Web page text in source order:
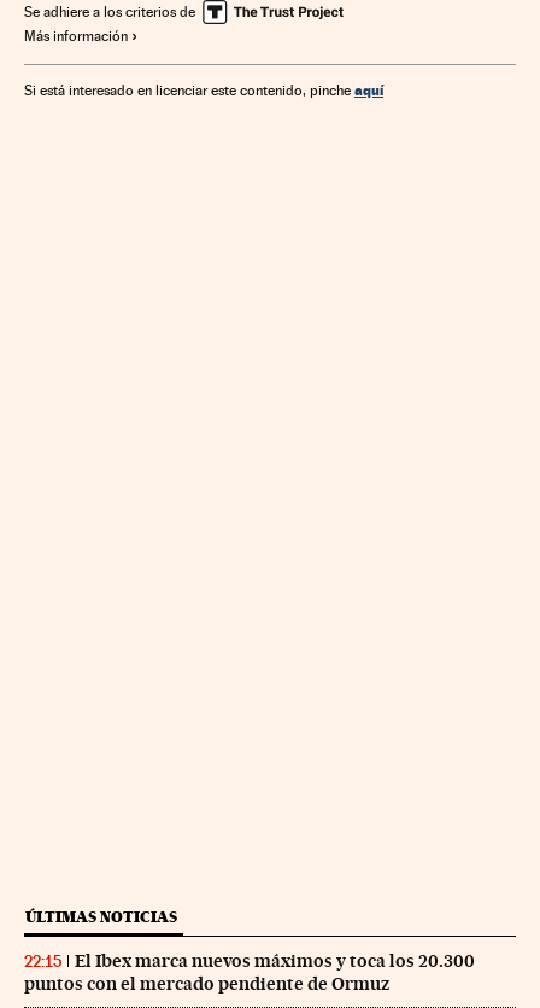
Corrupción política Delitos económicos
Fiscalía Corrupción
Poder judicial Bancos Empresas Banca Política
Se adhiere a los criterios de
Más información
Si está interesado en licenciar este contenido, pinche aquí
ÚLTIMAS NOTICIAS
22:15
El Ibex marca nuevos máximos y toca los 20.300
puntos con el mercado pendiente de Ormuz